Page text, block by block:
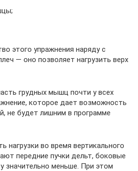
этого упражнения наряду с
— оно позволяет нагрузить верх
грудных мышц почти у всех
которое дает возможность
не будет лишним в программе
нагрузки во время вертикального
передние пучки дельт, боковые
значительно меньше. При этом